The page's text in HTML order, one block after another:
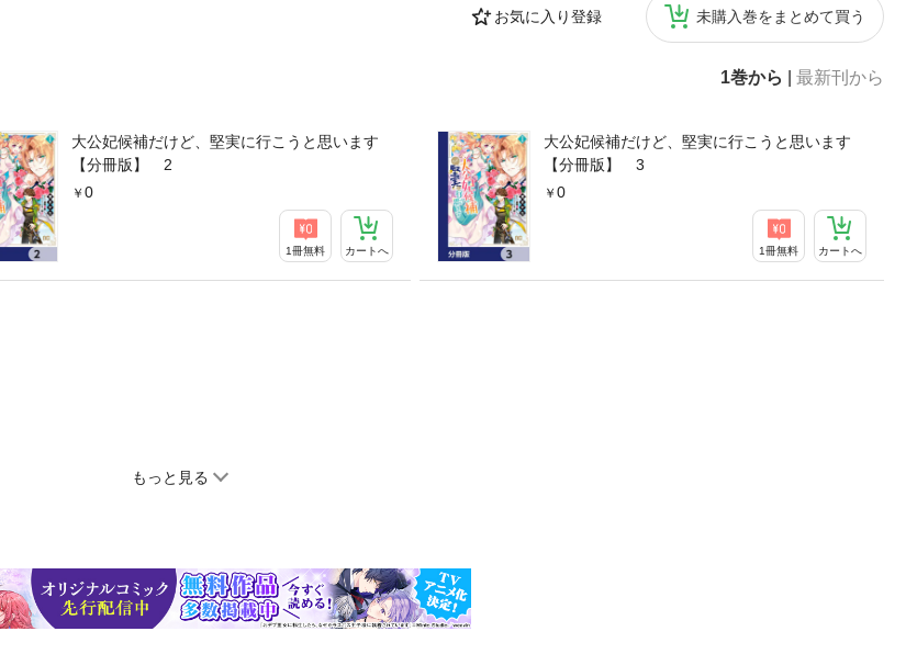
お気に入り登録 未購入巻をまとめて買う
1巻から 最新刊から
大公妃候補だけど、堅実に行こうと思います
【分冊版】 2
0
1冊無料 カートへ
大公妃候補だけど、堅実に行こうと思います
【分冊版】 3
0
1冊無料 カートへ
もっと見る